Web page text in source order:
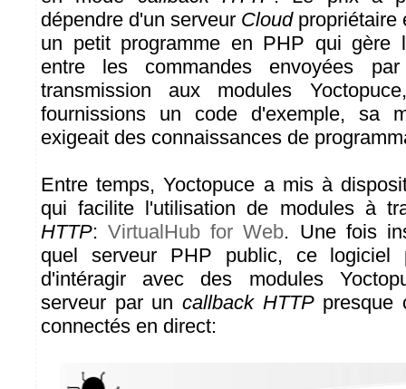
dépendre d'un serveur Cloudpropriétaire
un petit programme en PHP qui gère
entre les commandes envoyées
transmission aux modules
fournissions un code d'exemple, sa
exigeait des connaissances de
Entre temps, Yoctopuce a mis à
qui facilite l'utilisation de modules à
HTTP:VirtualHub for Web. Une fois
quel serveur PHP public, ce
d'intéragir avec des modules
serveur par un callback HTTPpresque
connectés en direct: